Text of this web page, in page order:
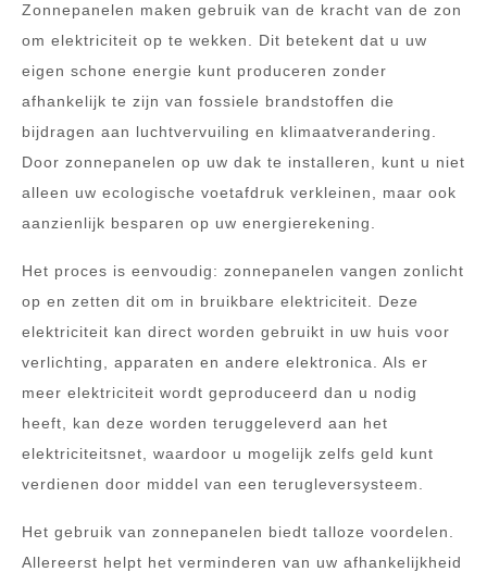
Zonnepanelen maken gebruik van de kracht van de zon
om elektriciteit op te wekken. Dit betekent dat u uw
eigen schone energie kunt produceren zonder
afhankelijk te zijn van fossiele brandstoffen die
bijdragen aan luchtvervuiling en klimaatverandering.
Door zonnepanelen op uw dak te installeren, kunt u niet
alleen uw ecologische voetafdruk verkleinen, maar ook
aanzienlijk besparen op uw energierekening.
Het proces is eenvoudig: zonnepanelen vangen zonlicht
op en zetten dit om in bruikbare elektriciteit. Deze
elektriciteit kan direct worden gebruikt in uw huis voor
verlichting, apparaten en andere elektronica. Als er
meer elektriciteit wordt geproduceerd dan u nodig
heeft, kan deze worden teruggeleverd aan het
elektriciteitsnet, waardoor u mogelijk zelfs geld kunt
verdienen door middel van een terugleversysteem.
Het gebruik van zonnepanelen biedt talloze voordelen.
Allereerst helpt het verminderen van uw afhankelijkheid